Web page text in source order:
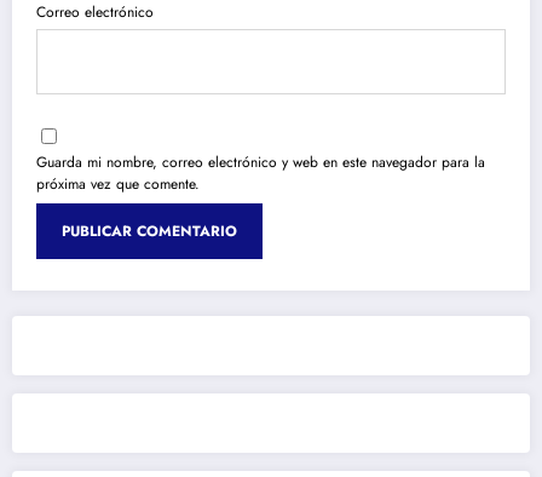
Correo electrónico
Guarda mi nombre, correo electrónico y web en este navegador para la
próxima vez que comente.